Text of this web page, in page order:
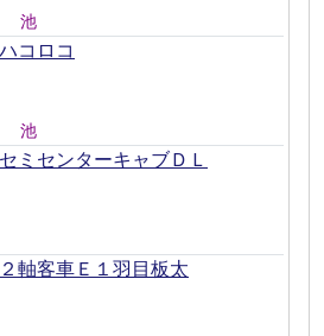
池
コロコ
池
ミセンターキャブＤＬ
軸客車Ｅ１羽目板太